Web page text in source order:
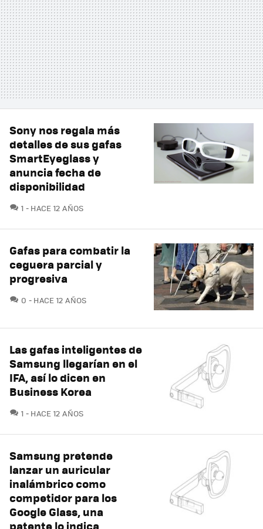
Sony nos regala más
detalles de sus gafas
SmartEyeglass y
anuncia fecha de
disponibilidad
1 COMENTARIOS
HACE 12 AÑOS
Gafas para combatir la
ceguera parcial y
progresiva
0 COMENTARIOS
HACE 12 AÑOS
Las gafas inteligentes de
Samsung llegarían en el
IFA, así lo dicen en
Business Korea
1 COMENTARIOS
HACE 12 AÑOS
Samsung pretende
lanzar un auricular
inalámbrico como
competidor para los
Google Glass, una
patente lo indica